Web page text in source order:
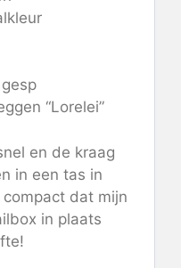
“Lorelei”
en de kraag
in een tas in
dat mijn
in plaats